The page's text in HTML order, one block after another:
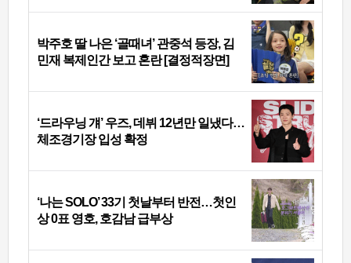
박주호 딸 나은 ‘골때녀’ 관중석 등장, 김
민재 복제인간 보고 혼란 [결정적장면]
‘드라우닝 걔’ 우즈, 데뷔 12년만 일냈다…
체조경기장 입성 확정
‘나는 SOLO’ 33기 첫날부터 반전…첫인
상 0표 영호, 호감남 급부상